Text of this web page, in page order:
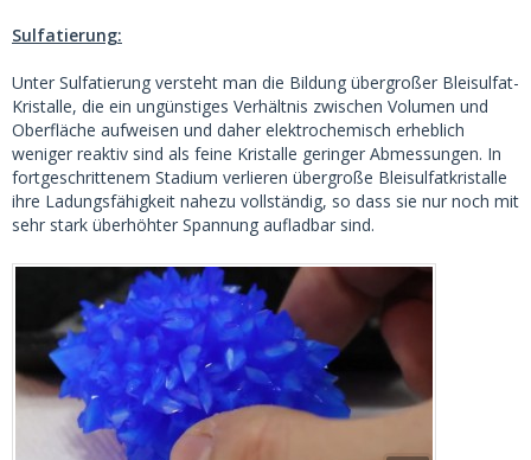
Sulfatierung:
Unter Sulfatierung versteht man die Bildung übergroßer Bleisulfat-
Kristalle, die ein ungünstiges Verhältnis zwischen Volumen und
Oberfläche aufweisen und daher elektrochemisch erheblich
weniger reaktiv sind als feine Kristalle geringer Abmessungen. In
fortgeschrittenem Stadium verlieren übergroße Bleisulfatkristalle
ihre Ladungsfähigkeit nahezu vollständig, so dass sie nur noch mit
sehr stark überhöhter Spannung aufladbar sind.